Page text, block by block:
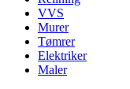
VVS
Murer
Tømrer
Elektriker
Maler